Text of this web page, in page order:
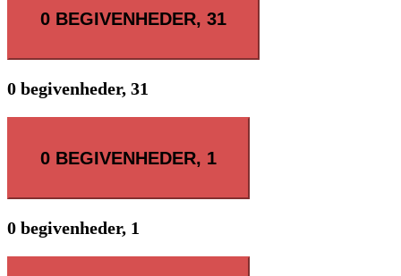
0 BEGIVENHEDER, 31
0 begivenheder, 31
0 BEGIVENHEDER, 1
0 begivenheder, 1